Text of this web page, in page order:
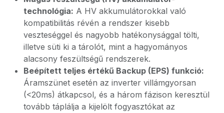
technológia: A HV akkumulátorokkal való
kompatibilitás révén a rendszer kisebb
veszteséggel és nagyobb hatékonysággal tölti,
illetve süti ki a tárolót, mint a hagyományos
alacsony feszültségű rendszerek.
Beépített teljes értékű Backup (EPS) funkció:
Áramszünet esetén az inverter villámgyorsan
(<20ms) átkapcsol, és a három fázison keresztül
tovább táplálja a kijelölt fogyasztókat az